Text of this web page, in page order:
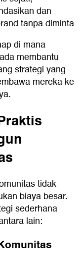
dan
tanpa diminta
di mana
membantu
strategi yang
mereka ke
tidak
biaya besar.
sederhana
lain: